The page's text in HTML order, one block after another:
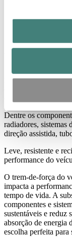
Construir
alumínio
Utilizar o alumínio
melhorar a
do seu veículo.
Dentre os
radiadores, sistemas
direção assistida,
Leve, resistente e
performance do
O trem-de-força do
impacta a
tempo de vida. A
componentes e
sustentáveis e reduz
absorção de energia
escolha perfeita para